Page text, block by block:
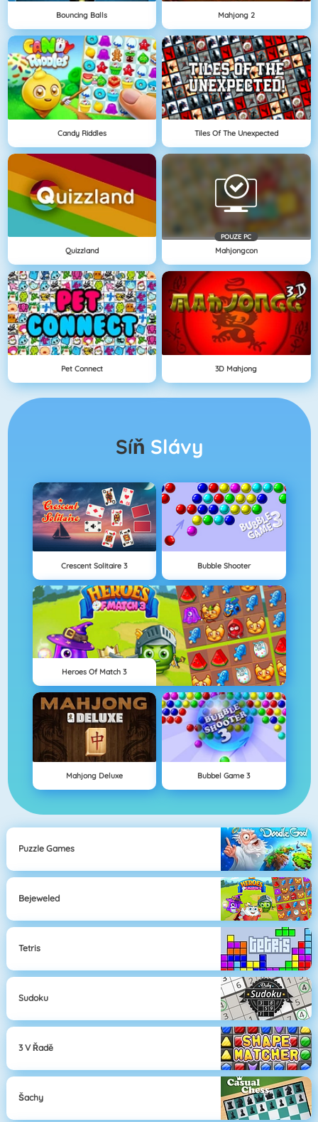
Bouncing Balls Mahjong 2
Candy Riddles Tiles Of The Unexpected
Quizzland
POUZE PC
Mahjongcon
Pet Connect 3D Mahjong
Síň Slávy
Crescent Solitaire 3 Bubble Shooter
Heroes Of Match 3
Mahjong Deluxe Bubbel Game 3
Puzzle Games
Bejeweled
Tetris
Sudoku
3 V Řadě
Šachy